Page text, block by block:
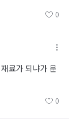
0
료가 되냐가 문
0